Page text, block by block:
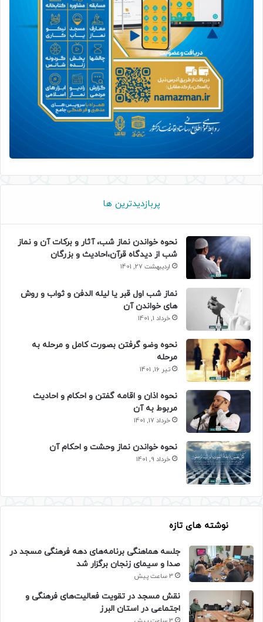
پربازدیدترین ها
نحوه خواندن نماز شب، آثار و برکات آن و نماز
شب از دیدگاه قرآن،احادیث و بزرگان
اردیبهشت 27, 1401
نماز شب اول قبر یا لیله الدفن و ثواب و روش
های خواندن آن
خرداد 1, 1401
نحوه وضو گرفتن بصورت کامل و مرحله به
مرحله
تیر 16, 1401
نحوه اذان و اقامه گفتن و احکام و احادیث
مربوط به آن
خرداد 17, 1401
نحوه خواندن نماز وحشت و احکام آن
خرداد 9, 1401
نوشته های تازه
جلسه هماهنگی برنامه‌های دهه فرهنگی مسجد در
صدا و سیمای زنجان برگزار شد
3 ساعت پیش
نقش مسجد در تقویت فعالیت‌های فرهنگی و
اجتماعی در استان البرز